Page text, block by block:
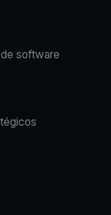
software